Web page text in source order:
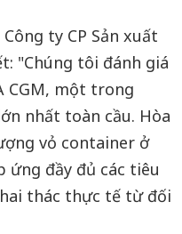
ty CP Sản xuất
"Chúng tôi đánh giá
CGM, một trong
nhất toàn cầu. Hòa
vỏ container ở
ứng đầy đủ các tiêu
thác thực tế từ đối